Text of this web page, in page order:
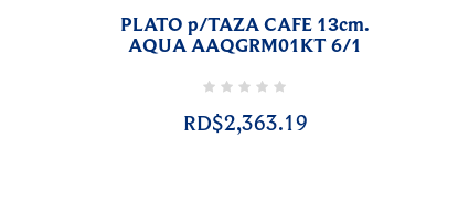
PLATO p/TAZA CAFE 13cm.
AQUA AAQGRM01KT 6/1
RD$2,363.19